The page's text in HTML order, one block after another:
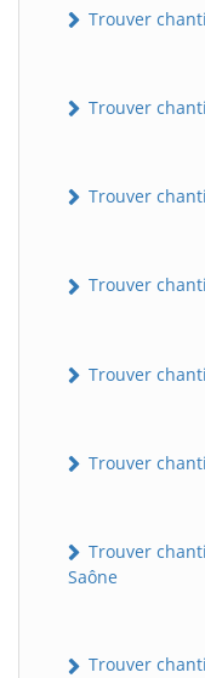
Trouver
Trouver
Trouver
Trouver
Trouver
Trouver
Trouver
Saône
Trouver